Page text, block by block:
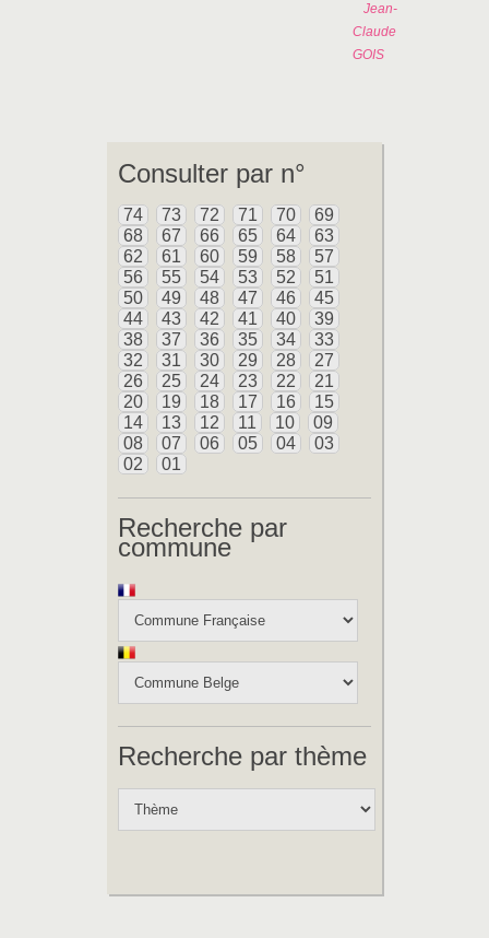
Jean-
Claude
GOIS
Consulter par n°
74 73 72 71 70
69
68
67 66 65 64
63
62
61 60 59 58
57
56
55 54 53 52
51
50
49 48 47 46
45
44
43 42 41 40
39
38
37 36 35 34
33
32
31 30 29 28
27
26
25 24 23 22
21
20
19 18 17 16
15
14
13 12 11 10
09
08
07 06 05 04
03
02
01
Recherche par
commune
Recherche par thème